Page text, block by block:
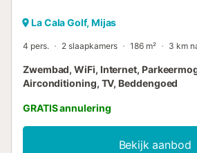
La Cala Golf, Mijas
4 pers. 2 slaapkamers 186 m² 3 km
Zwembad, WiFi, Internet,
Airconditioning, TV, Beddengoed
GRATIS annulering
Bekijk aanbod